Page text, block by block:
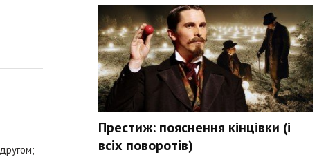
Престиж: пояснення кінцівки (і
всіх поворотів)